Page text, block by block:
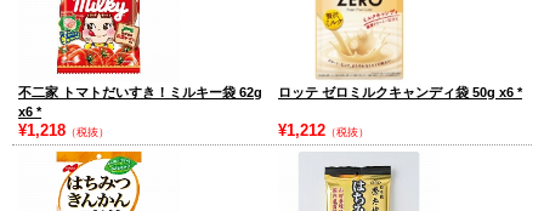
不二家 トマトだいすき！ミルキー袋 62g
x6 *
¥1,218 （税抜）
ロッテ ゼロミルクキャンディ袋 50g x6 *
¥1,212 （税抜）